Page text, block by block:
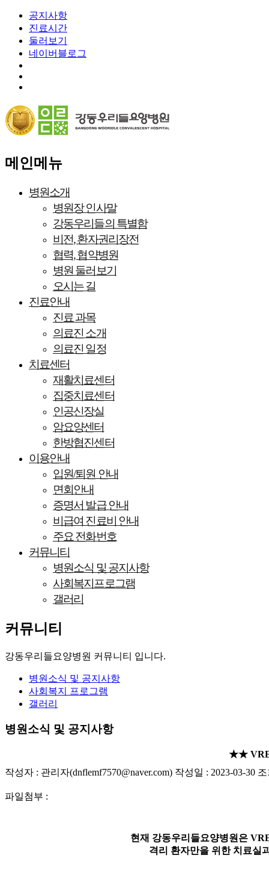
공지사항
진료시간
둘러보기
네이버블로그
메인메뉴
병원소개
병원장 인사말
강동우리들의 특별함
비전, 환자권리장전
협력, 협약병원
병원 둘러보기
오시는 길
진료안내
진료 과목
의료진 소개
의료진 일정
치료센터
재활치료센터
집중치료센터
인공신장실
암요양센터
한방협진센터
이용안내
입원/퇴원 안내
면회안내
증명서 발급 안내
비급여 진료비 안내
주요 전화번호
커뮤니티
병원소식 및 공지사항
사회복지프로그램
갤러리
커뮤니티
강동우리들요양병원 커뮤니티 입니다.
병원소식 및 공지사항
사회복지 프로그램
갤러리
병원소식 및 공지사항
★★ VRE
작성자 : 관리자(dnflemf7570@naver.com) 작성일 : 2023-03-30
파일첨부 :
현재 강동우리들요양병원은
격리 환자만을 위한 치료실